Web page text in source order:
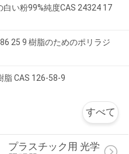
い粉99%純度CAS 24324 17
25 9 樹脂のためのポリラジ
脂 CAS 126-58-9
すべて
プラスチック用 光学